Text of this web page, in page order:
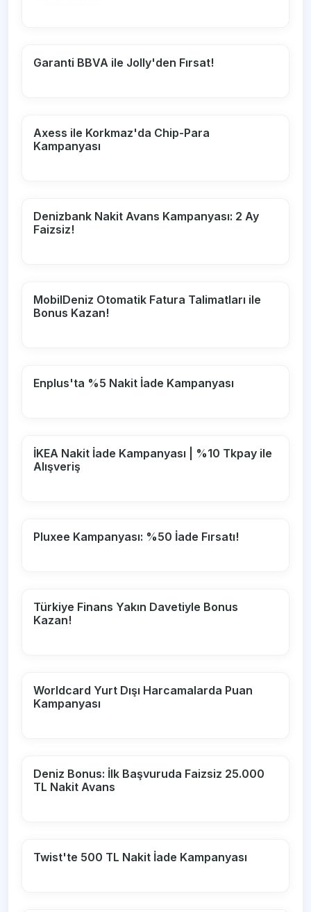
Garanti BBVA ile Jolly'den Fırsat!
Axess ile Korkmaz'da Chip-Para
Kampanyası
Denizbank Nakit Avans Kampanyası: 2 Ay
Faizsiz!
MobilDeniz Otomatik Fatura Talimatları ile
Bonus Kazan!
Enplus'ta %5 Nakit İade Kampanyası
İKEA Nakit İade Kampanyası | %10 Tkpay ile
Alışveriş
Pluxee Kampanyası: %50 İade Fırsatı!
Türkiye Finans Yakın Davetiyle Bonus
Kazan!
Worldcard Yurt Dışı Harcamalarda Puan
Kampanyası
Deniz Bonus: İlk Başvuruda Faizsiz 25.000
TL Nakit Avans
Twist'te 500 TL Nakit İade Kampanyası